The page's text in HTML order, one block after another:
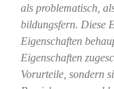
als problematisch,
bildungsfern. Diese
Eigenschaften
Eigenschaften
Vorurteile, sondern